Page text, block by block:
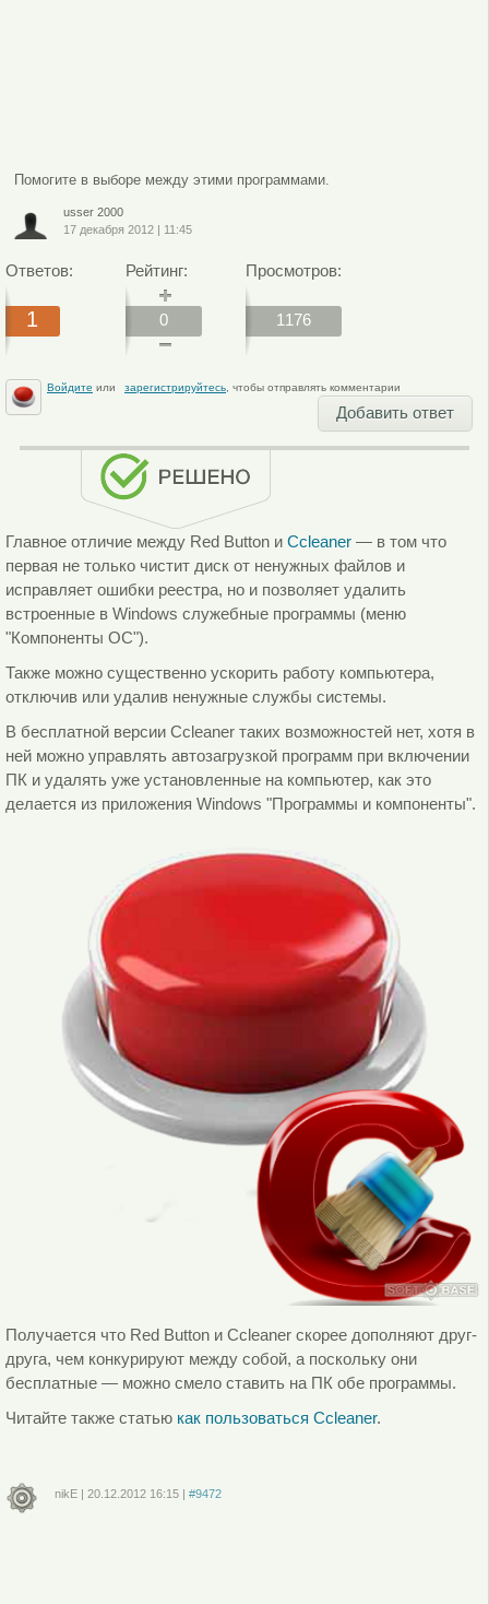
Помогите в выборе между этими программами.
usser 2000
17 декабря 2012| 11:45
Ответов:
1
Рейтинг:
0
Просмотров:
1176
Войдите или зарегистрируйтесь, чтобы отправлять комментарии
Добавить ответ
Главное отличие между Red Button и Ccleaner— в том что
первая не только чистит диск от ненужных файлов и
исправляет ошибки реестра, но и позволяет удалить
встроенные в Windows служебные программы (меню
"Компоненты ОС").
Также можно существенно ускорить работу компьютера,
отключив или удалив ненужные службы системы.
В бесплатной версии Ccleaner таких возможностей нет, хотя в
ней можно управлять автозагрузкой программ при включении
ПК и удалять уже установленные на компьютер, как это
делается из приложения Windows "Программы и компоненты".
Получается что Red Button и Ccleaner скорее дополняют друг-
друга, чем конкурируют между собой, а поскольку они
бесплатные — можно смело ставить на ПК обе программы.
Читайте также статью как пользоваться Ccleaner.
nikE| 20.12.2012 16:15| #9472